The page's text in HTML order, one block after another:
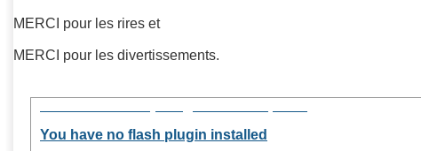
MERCI pour les rires et
MERCI pour les divertissements.
You have no flash plugin installed